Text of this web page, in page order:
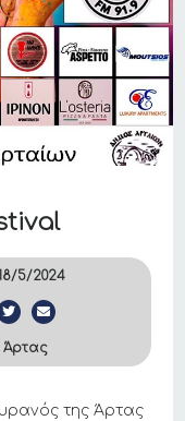
5/2024
Άρτας
της Άρτας